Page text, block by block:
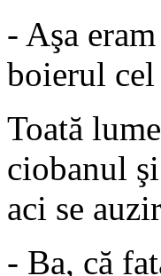
- Aşa
boierul
Toată
ciobanul
aci se
- Ba, că